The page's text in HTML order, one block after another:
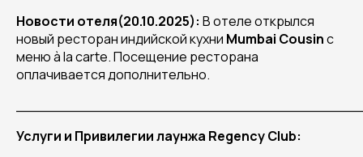
Новости отеля(20.10.2025): В отеле открылся
новый ресторан индийской кухни Mumbai Cousinс
меню à la carte. Посещение ресторана
оплачивается дополнительно.
Услуги и Привилегии лаунжа RegencyClub: